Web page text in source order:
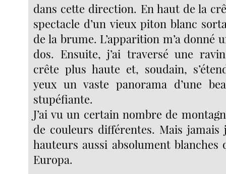
dans cette direction. En haut de la
spectacle d’un vieux piton blanc
de la brume. L’apparition m’a donné
dos. Ensuite, j’ai traversé une
crête plus haute et, soudain,
yeux un vaste panorama d’une
stupéfiante.
J’ai vu un certain nombre de
de couleurs différentes. Mais jamais
hauteurs aussi absolument blanches
Europa.